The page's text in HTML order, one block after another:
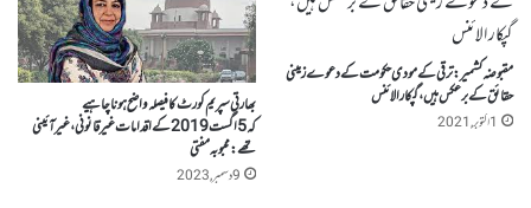
مقبوضہ کشمیر:ترقی کے مودی حکومت کے دعوے زمینی
حقائق کے برعکس ہیں، گپکار الائنس
1 اکتوبر, 2021
بھارتی سپریم کورٹ کافیصلہ واضح ہونا چاہیے
کہ5اگست 2019 کے اقدامات غیر قانونی، غیر آئینی
تھے : محبوبہ مفتی
9 دسمبر, 2023